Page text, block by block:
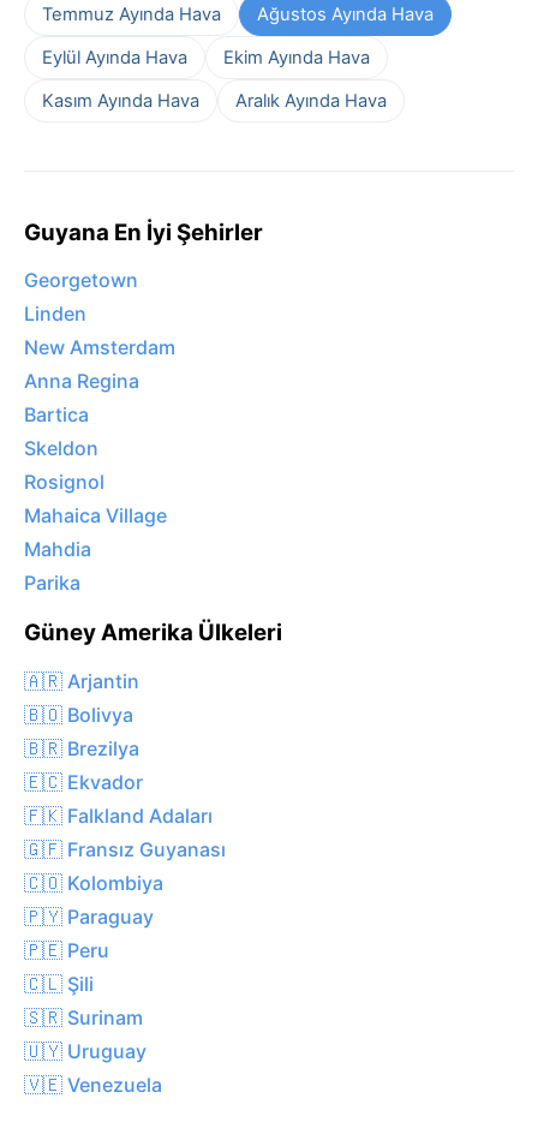
Temmuz Ayında Hava
Ağustos Ayında Hava
Eylül Ayında Hava
Ekim Ayında Hava
Kasım Ayında Hava
Aralık Ayında Hava
Guyana En İyi Şehirler
Georgetown
Linden
New Amsterdam
Anna Regina
Bartica
Skeldon
Rosignol
Mahaica Village
Mahdia
Parika
Güney Amerika Ülkeleri
🇦🇷 Arjantin
🇧🇴 Bolivya
🇧🇷 Brezilya
🇪🇨 Ekvador
🇫🇰 Falkland Adaları
🇬🇫 Fransız Guyanası
🇨🇴 Kolombiya
🇵🇾 Paraguay
🇵🇪 Peru
🇨🇱 Şili
🇸🇷 Surinam
🇺🇾 Uruguay
🇻🇪 Venezuela